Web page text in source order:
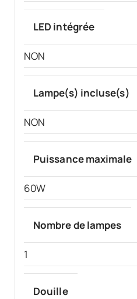
LED intégrée
NON
Lampe(s) incluse(s)
NON
Puissance maximale
60W
Nombre de lampes
1
Douille